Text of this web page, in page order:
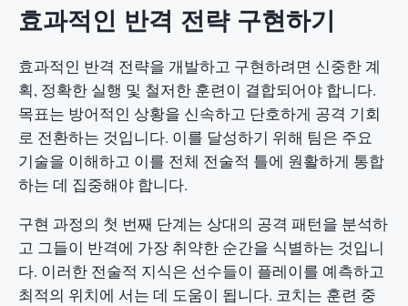
효과적인 반격 전략 구현하기
효과적인 반격 전략을 개발하고 구현하려면 신중한 계
획, 정확한 실행 및 철저한 훈련이 결합되어야 합니다.
목표는 방어적인 상황을 신속하고 단호하게 공격 기회
로 전환하는 것입니다. 이를 달성하기 위해 팀은 주요
기술을 이해하고 이를 전체 전술적 틀에 원활하게 통합
하는 데 집중해야 합니다.
구현 과정의 첫 번째 단계는 상대의 공격 패턴을 분석하
고 그들이 반격에 가장 취약한 순간을 식별하는 것입니
다. 이러한 전술적 지식은 선수들이 플레이를 예측하고
최적의 위치에 서는 데 도움이 됩니다. 코치는 훈련 중